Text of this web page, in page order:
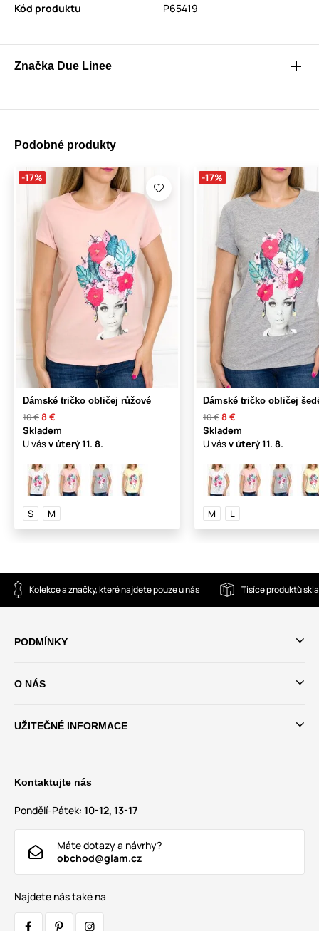
Kód produktu
P65419
Značka Due Linee
Podobné produkty
-17%
Dámské tričko obličej růžové
10 €8 €
Skladem
U vásv úterý11. 8.
S M
-17%
Dámské tričko obličej
10 €8 €
Skladem
U vásv úterý11. 8.
M L
Kolekce a značky, které najdete pouze u nás Tisíce produktů
PODMÍNKY
O NÁS
UŽITEČNÉ INFORMACE
Kontaktujte nás
Pondělí-Pátek: 10-12, 13-17
Máte dotazy a návrhy?
obchod@glam.cz
Najdete nás také na